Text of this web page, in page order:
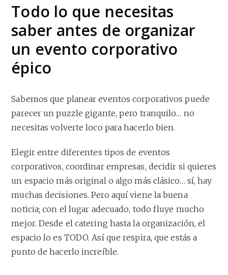
Todo lo que necesitas
saber antes de organizar
un evento corporativo
épico
Sabemos que planear eventos corporativos puede
parecer un puzzle gigante, pero tranquilo… no
necesitas volverte loco para hacerlo bien.
Elegir entre diferentes tipos de eventos
corporativos, coordinar empresas, decidir si quieres
un espacio más original o algo más clásico… sí, hay
muchas decisiones. Pero aquí viene la buena
noticia; con el lugar adecuado, todo fluye mucho
mejor. Desde el catering hasta la organización, el
espacio lo es TODO. Así que respira, que estás a
punto de hacerlo increíble.